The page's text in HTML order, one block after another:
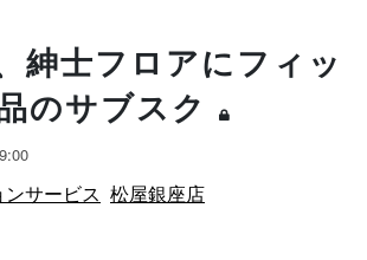
紳士フロアにフィッ
のサブスク
サービス 松屋銀座店